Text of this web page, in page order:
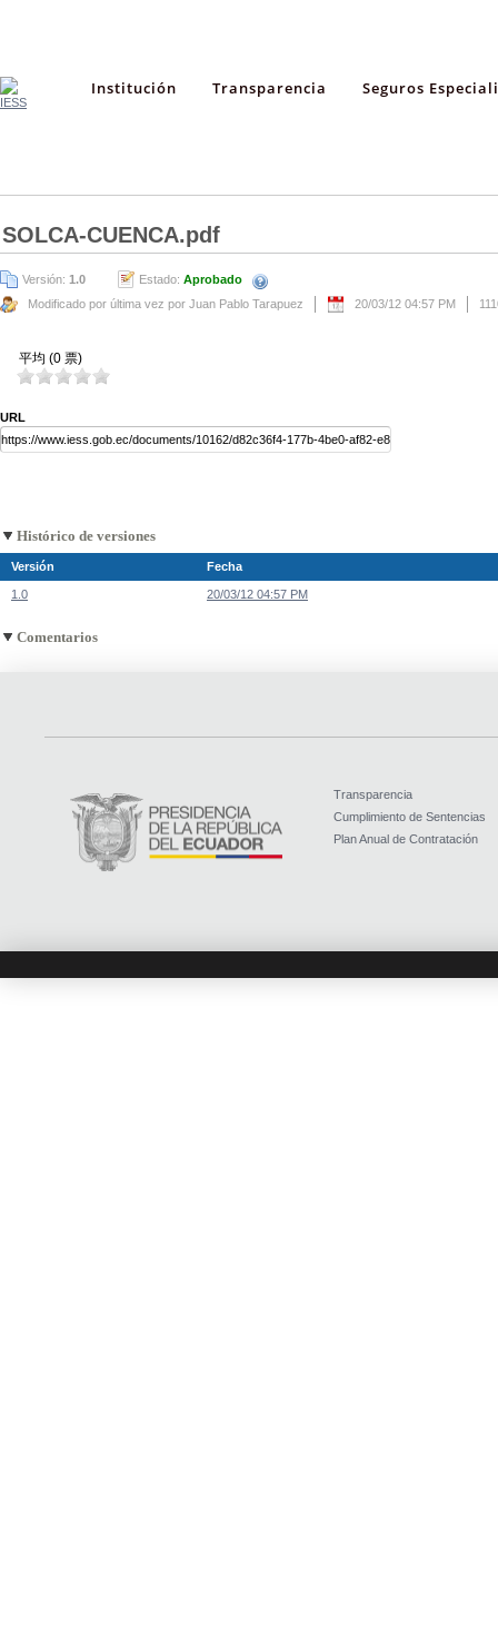
Institución Transparencia Seguros
SOLCA-CUENCA.pdf
Versión: 1.0 Estado: Aprobado
Modificado por última vez por Juan Pablo Tarapuez
20/03/12 04:57 PM
平均 (0 票)
URL
Histórico de versiones
Versión Fecha
1.0 20/03/12 04:57 PM
Comentarios
Transparencia
Cumplimiento de Sentencias
Plan Anual de Contratación